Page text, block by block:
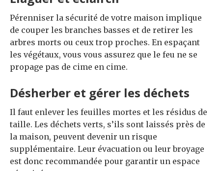
Pérenniser la sécurité de votre maison implique
de couper les branches basses et de retirer les
arbres morts ou ceux trop proches. En espaçant
les végétaux, vous vous assurez que le feu ne se
propage pas de cime en cime.
Désherber et gérer les déchets
Il faut enlever les feuilles mortes et les résidus de
taille. Les déchets verts, s’ils sont laissés près de
la maison, peuvent devenir un risque
supplémentaire. Leur évacuation ou leur broyage
est donc recommandée pour garantir un espace